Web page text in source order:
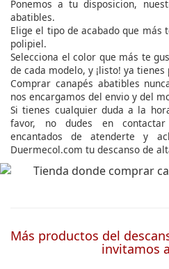
Ponemos a tu disposicion,
abatibles.
Elige el tipo de acabado que más
polipiel.
Selecciona el color que más te
de cada modelo, y ¡listo! ya
Comprar canapés abatibles
nos encargamos del envio y del
Si tienes cualquier duda a la
favor, no dudes en
encantados de atenderte y
Duermecol.com tu descanso de
Más productos del
invitamos